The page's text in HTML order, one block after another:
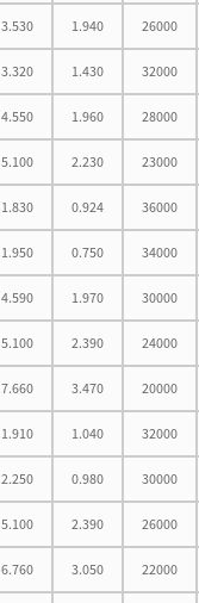
3.530 1.940 26000
3.320 1.430 32000
4.550 1.960 28000
5.100 2.230 23000
1.830 0.924 36000
1.950 0.750 34000
4.590 1.970 30000
5.100 2.390 24000
7.660 3.470 20000
1.910 1.040 32000
2.250 0.980 30000
5.100 2.390 26000
6.760 3.050 22000